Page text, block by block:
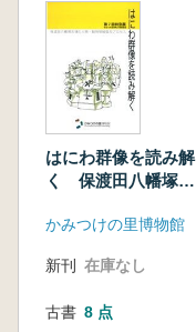
はにわ群像を読み解
く 保渡田八幡塚古
復元プロセス
かみつけの里博物館
新刊 在庫なし
古書 8 点